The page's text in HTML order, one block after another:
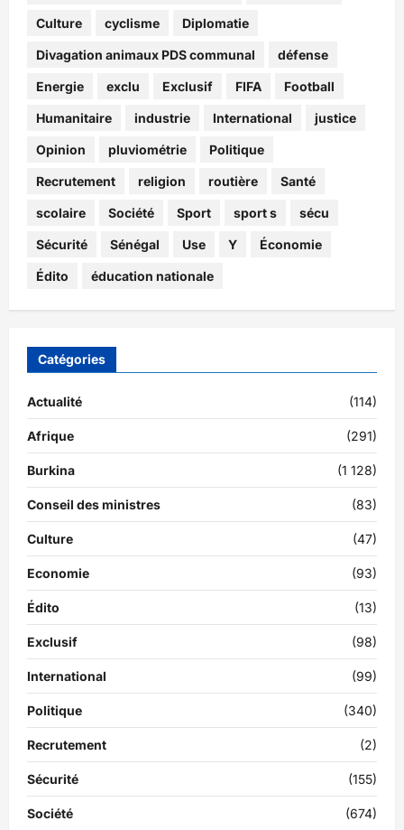
Culture cyclisme Diplomatie
Divagation animaux PDS communal défense
Energie exclu Exclusif FIFA Football
Humanitaire industrie International justice
Opinion pluviométrie Politique
Recrutement religion routière Santé
scolaire Société Sport sport s sécu
Sécurité Sénégal Use Y Économie
Édito éducation nationale
Catégories
Actualité (114)
Afrique (291)
Burkina (1 128)
Conseil des ministres (83)
Culture (47)
Economie (93)
Édito (13)
Exclusif (98)
International (99)
Politique (340)
Recrutement (2)
Sécurité (155)
Société (674)